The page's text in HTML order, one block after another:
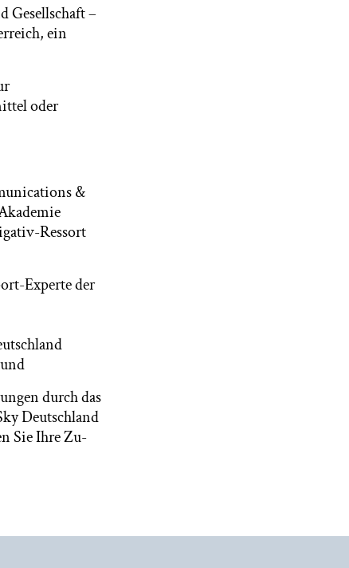
Gesellschaft –
ein
oder
&
Ressort
Experte der
durch das
Deutschland
Sie Ihre Zu-